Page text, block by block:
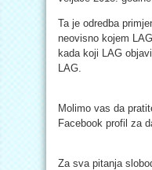
Ta je odredba
neovisno kojem
kada koji LAG
LAG.
Molimo vas da
Facebook profil za
Za sva pitanja